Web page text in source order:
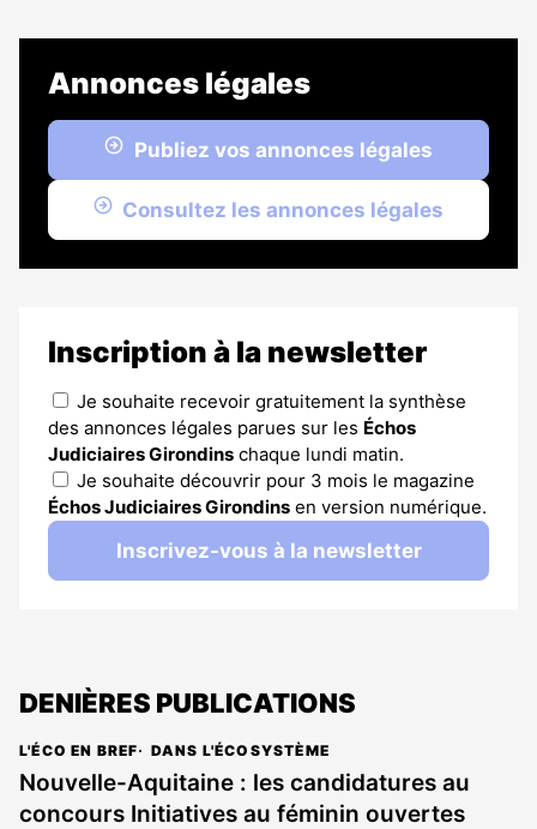
Annonces légales
Publiez vos annonces légales
Consultez les annonces légales
Inscription à la newsletter
Je souhaite recevoir gratuitement la synthèse
des annonces légales parues sur les Échos
Judiciaires Girondins chaque lundi matin.
Je souhaite découvrir pour 3 mois le magazine
Échos Judiciaires Girondins en version numérique.
Inscrivez-vous à la newsletter
DENIÈRES PUBLICATIONS
L'ÉCO EN BREF DANS L'ÉCOSYSTÈME
Nouvelle-Aquitaine : les candidatures au
concours Initiatives au féminin ouvertes